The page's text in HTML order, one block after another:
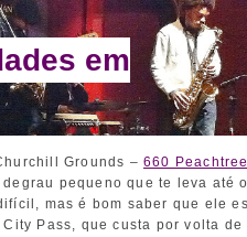
em
Grounds –660
pequeno que te leva até
mas é bom saber que ele
Pass, que custa por volta de